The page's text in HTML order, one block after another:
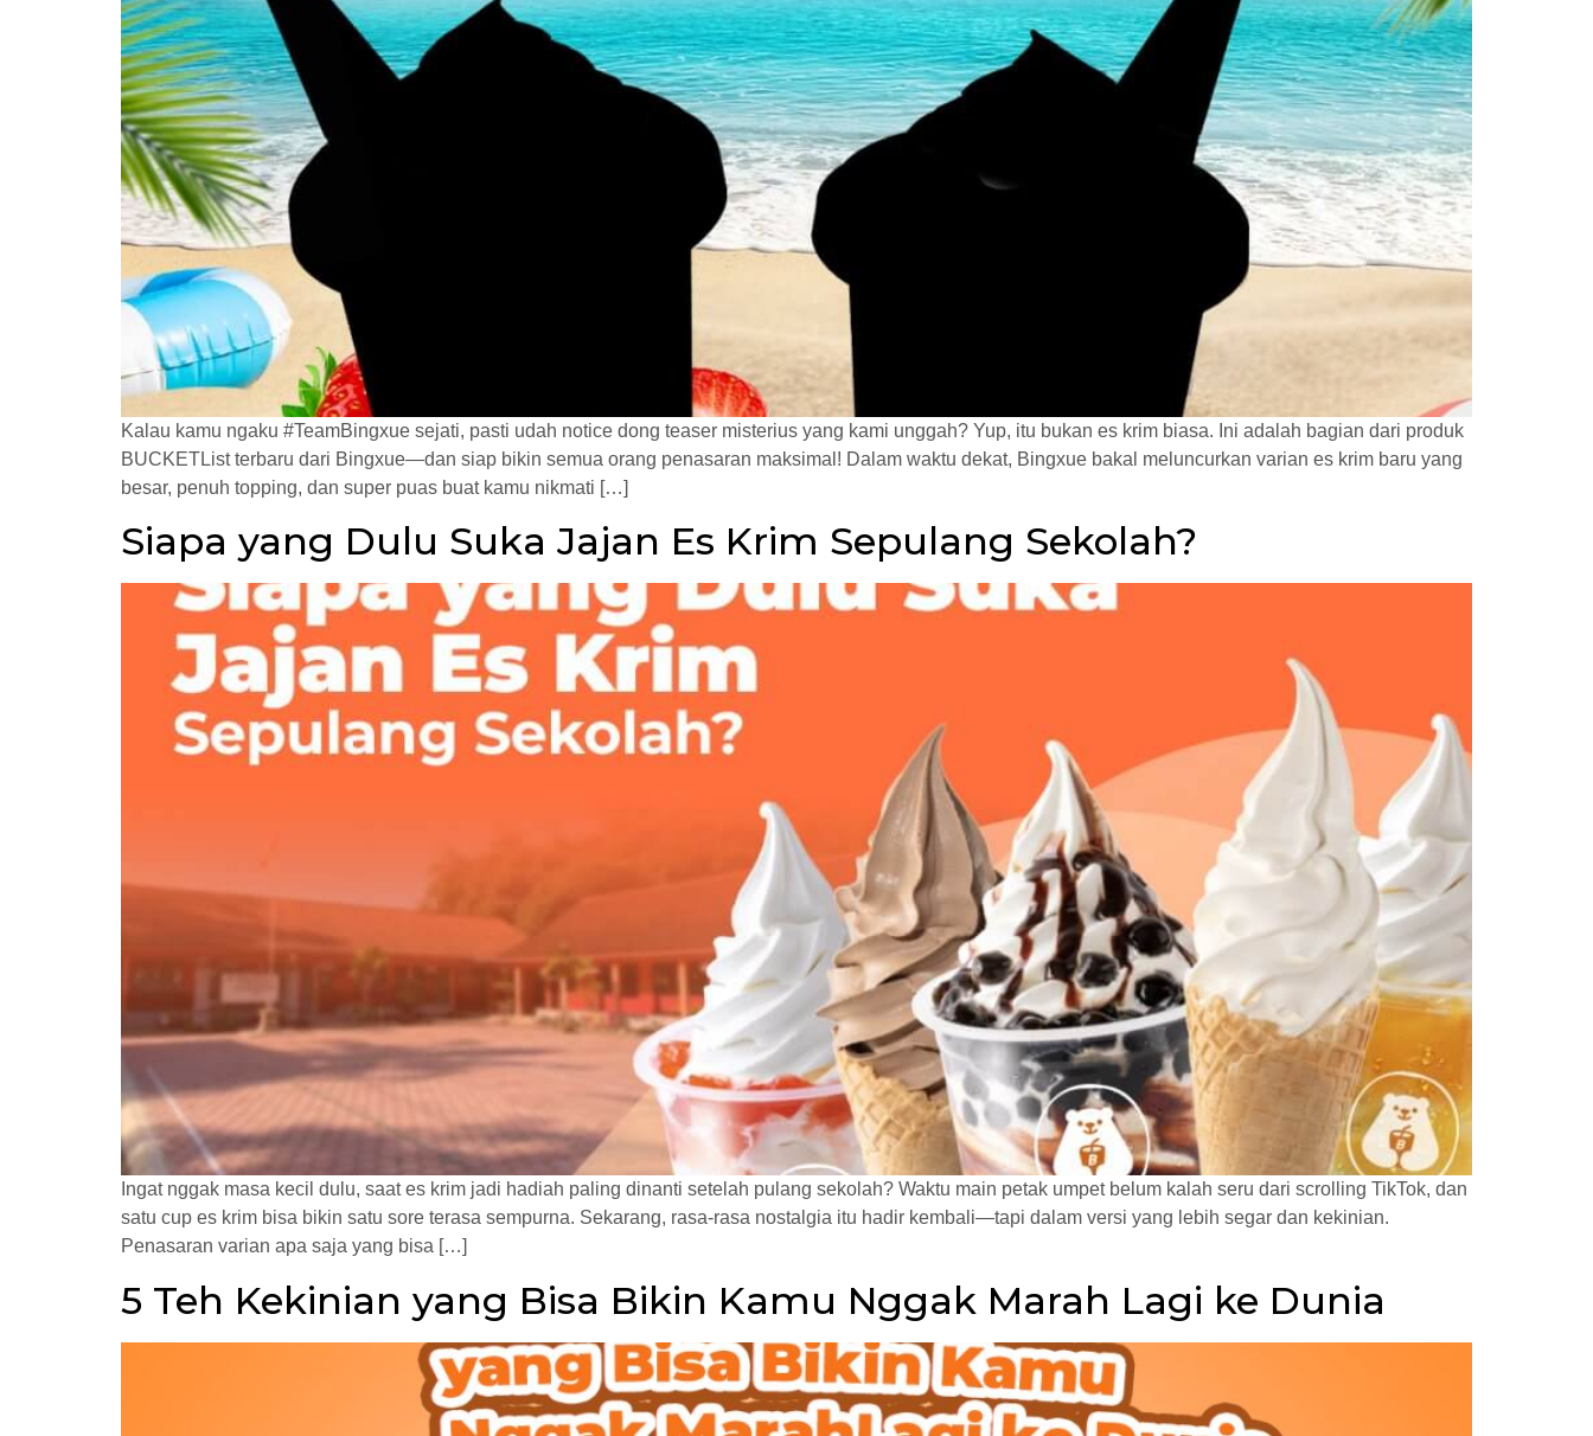
Kalau kamu ngaku #TeamBingxue sejati, pasti udah notice dong teaser misterius yang kami unggah? Yup, itu bukan es krim biasa. Ini adalah bagian dari produk
BUCKETList terbaru dari Bingxue—dan siap bikin semua orang penasaran maksimal! Dalam waktu dekat, Bingxue bakal meluncurkan varian es krim baru yang
besar, penuh topping, dan super puas buat kamu nikmati […]
Siapa yang Dulu Suka Jajan Es Krim Sepulang Sekolah?
Ingat nggak masa kecil dulu, saat es krim jadi hadiah paling dinanti setelah pulang sekolah? Waktu main petak umpet belum kalah seru dari scrolling TikTok, dan
satu cup es krim bisa bikin satu sore terasa sempurna. Sekarang, rasa-rasa nostalgia itu hadir kembali—tapi dalam versi yang lebih segar dan kekinian.
Penasaran varian apa saja yang bisa […]
5 Teh Kekinian yang Bisa Bikin Kamu Nggak Marah Lagi ke Dunia